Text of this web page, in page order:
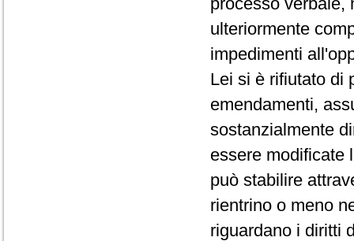
ulteriormente
impedimenti
Lei si è rifiutato di
emendamenti,
sostanzialmente
essere modificate
può stabilire
rientrino o meno
riguardano i diritti